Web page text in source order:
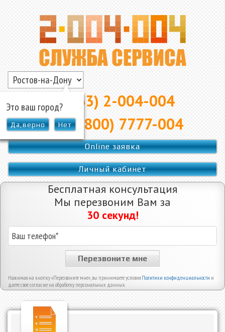
▲
Это ваш город?
Да,верно Нет
8 (863) 2-004-004
8 (800) 7777-004
Online заявка
Личный кабинет
Бесплатная консультация
Мы перезвоним Вам за
30 секунд!
Перезвоните мне
Нажимая на кнопку «Перезвоните мне», вы принимаете условия Политики конфиденциальности и
даете свое согласие на обработку персональных данных.